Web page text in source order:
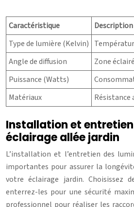
Caractéristique Description
Type de lumière (Kelvin)
Angle de diffusion
Zone
Puissance (Watts)
Matériaux
Résistance
Installation et
éclairage allée jardin
L’installation et l’entretien des
importantes pour assurer la
votre éclairage jardin. Choisissez
enterrez-les pour une sécurité
professionnel pour réaliser les